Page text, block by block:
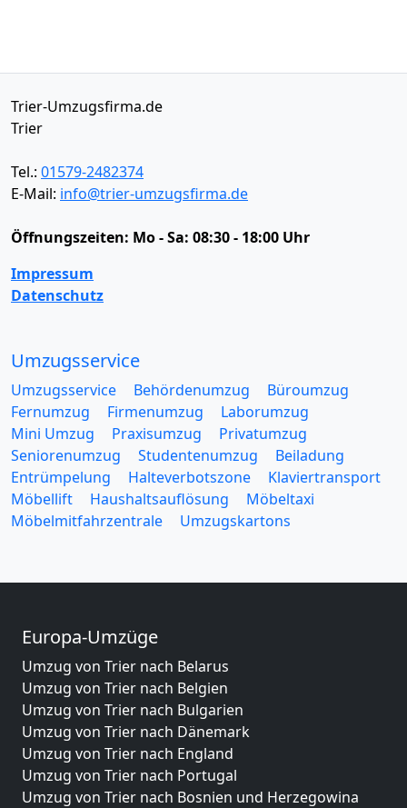
Trier-Umzugsfirma.de
Trier
Tel.: 01579-2482374
E-Mail: info@trier-umzugsfirma.de
Öffnungszeiten: Mo - Sa: 08:30 - 18:00 Uhr
Impressum
Datenschutz
Umzugsservice
Umzugsservice Behördenumzug
Büroumzug
Fernumzug
Firmenumzug
Laborumzug
Mini Umzug
Praxisumzug
Privatumzug
Seniorenumzug
Studentenumzug
Beiladung
Entrümpelung
Halteverbotszone
Klaviertransport
Möbellift
Haushaltsauflösung
Möbeltaxi
Möbelmitfahrzentrale
Umzugskartons
Europa-Umzüge
Umzug von Trier nach Belarus
Umzug von Trier nach Belgien
Umzug von Trier nach Bulgarien
Umzug von Trier nach Dänemark
Umzug von Trier nach England
Umzug von Trier nach Portugal
Umzug von Trier nach Bosnien und Herzegowina